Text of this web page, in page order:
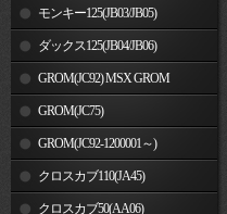
モンキー125(JB03/JB05)
ダックス125(JB04/JB06)
GROM(JC92) MSX GROM
GROM(JC75)
GROM(JC92-1200001～)
クロスカブ110(JA45)
クロスカブ50(AA06)